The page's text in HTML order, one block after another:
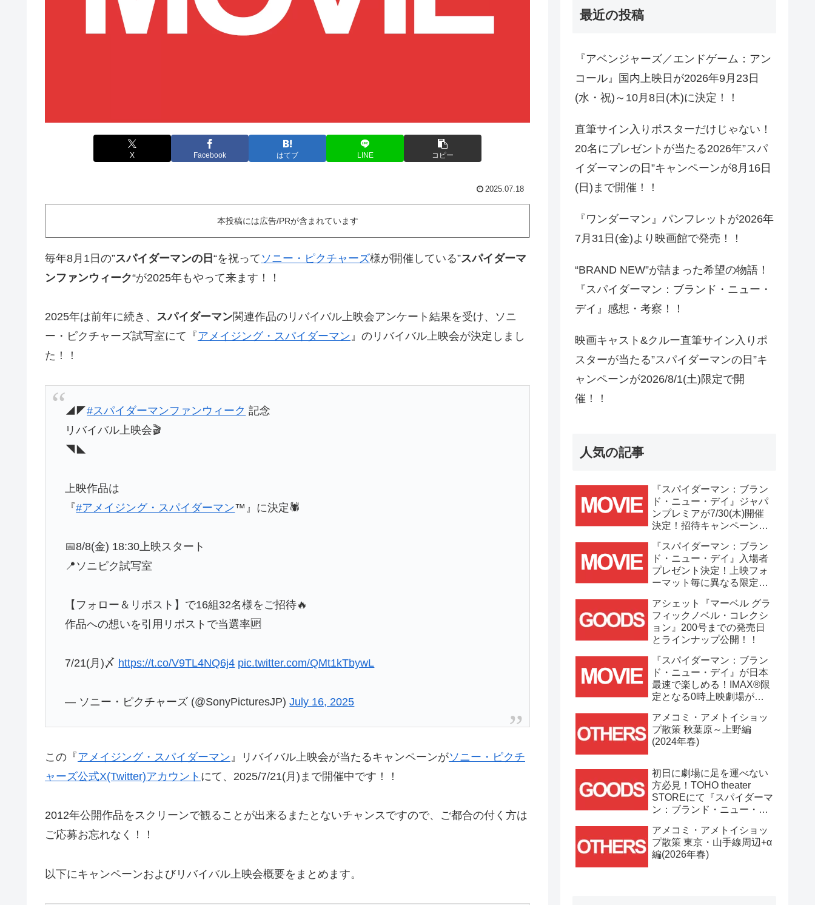
X Facebook はてブ LINE コピー
2025.07.18
本投稿には広告/PRが含まれています
毎年8月1日の”スパイダーマンの日 “を祝って ソニー・ピクチャーズ様が開催している”スパイダーマ
ンファンウィーク“が2025年もやって来ます！！
2025年は前年に続き、 スパイダーマン関連作品のリバイバル上映会アンケート結果を受け、ソニ
ー・ピクチャーズ試写室にて『アメイジング・スパイダーマン』のリバイバル上映会が決定しまし
た！！
◢◤#スパイダーマンファンウィーク 記念
リバイバル上映会🎬
◥◣
上映作品は
『#アメイジング・スパイダーマン™』に決定🕷
📅8/8(金) 18:30上映スタート
📍ソニピク試写室
【フォロー＆リポスト】で16組32名様をご招待🔥
作品への想いを引用リポストで当選率🆙
7/21(月)〆 https://t.co/V9TL4NQ6j4 pic.twitter.com/QMt1kTbywL
— ソニー・ピクチャーズ (@SonyPicturesJP)July 16, 2025
この『アメイジング・スパイダーマン 』リバイバル上映会が当たるキャンペーンがソニー・ピクチ
ャーズ公式X(Twitter)アカウント にて、2025/7/21(月)まで開催中です！！
2012年公開作品をスクリーンで観ることが出来るまたとないチャンスですので、ご都合の付く方は
ご応募お忘れなく！！
以下にキャンペーンおよびリバイバル上映会概要をまとめます。
最近の投稿
『アベンジャーズ／エンドゲーム：アン
コール』国内上映日が2026年9月23日
(水・祝)～10月8日(木)に決定！！
直筆サイン入りポスターだけじゃない！
20名にプレゼントが当たる2026年”スパ
イダーマンの日”キャンペーンが8月16日
(日)まで開催！！
『ワンダーマン』パンフレットが2026年
7月31日(金)より映画館で発売！！
“BRAND NEW”が詰まった希望の物語！
『スパイダーマン：ブランド・ニュー・
デイ』感想・考察！！
映画キャスト&クルー直筆サイン入りポ
スターが当たる”スパイダーマンの日”キ
ャンペーンが2026/8/1(土)限定で開
催！！
人気の記事
『スパイダーマン：ブラン
ド・ニュー・デイ』ジャパ
ンプレミアが7/30(木)開催
決定！招待キャンペーンは
中！！
『スパイダーマン：ブラン
ド・ニュー・デイ』入場者
プレゼント決定！上映フォ
ーマット毎に異なる限定ビ
える！！
アシェット『マーベル グラ
フィックノベル・コレクシ
ョン』200号までの発売日
とラインナップ公開！！
『スパイダーマン：ブラン
ド・ニュー・デイ』が日本
最速で楽しめる！IMAX®限
定となる0時上映劇場が決
アメコミ・アメトイショッ
プ散策 秋葉原～上野編
(2024年春)
初日に劇場に足を運べない
方必見！TOHO theater
STOREにて『スパイダーマ
ン：ブランド・ニュー・デ
7/31(金)11時より開始！！
アメコミ・アメトイショッ
プ散策 東京・山手線周辺+α
編(2026年春)